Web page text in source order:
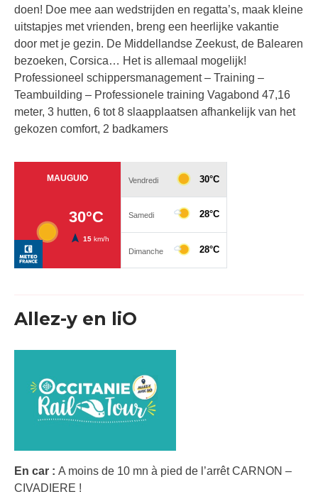
doen! Doe mee aan wedstrijden en regatta’s, maak kleine
uitstapjes met vrienden, breng een heerlijke vakantie
door met je gezin. De Middellandse Zeekust, de Balearen
bezoeken, Corsica… Het is allemaal mogelijk!
Professioneel schippersmanagement – Training –
Teambuilding – Professionele training Vagabond 47,16
meter, 3 hutten, 6 tot 8 slaapplaatsen afhankelijk van het
gekozen comfort, 2 badkamers
Allez-y en liO
En car : A moins de 10 mn à pied de l’arrêt CARNON –
CIVADIERE !